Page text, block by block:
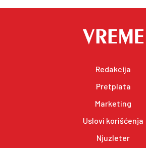
Redakcija
Pretplata
Marketing
Uslovi korišćenja
Njuzleter